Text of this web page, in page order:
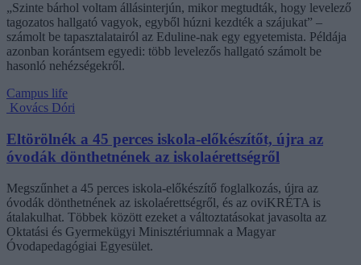
„Szinte bárhol voltam állásinterjún, mikor megtudták, hogy levelező
tagozatos hallgató vagyok, egyből húzni kezdték a szájukat” –
számolt be tapasztalatairól az Eduline-nak egy egyetemista. Példája
azonban korántsem egyedi: több levelezős hallgató számolt be
hasonló nehézségekről.
Campus life
Kovács Dóri
Eltörölnék a 45 perces iskola-előkészítőt, újra az
óvodák dönthetnének az iskolaérettségről
Megszűnhet a 45 perces iskola-előkészítő foglalkozás, újra az
óvodák dönthetnének az iskolaérettségről, és az oviKRÉTA is
átalakulhat. Többek között ezeket a változtatásokat javasolta az
Oktatási és Gyermekügyi Minisztériumnak a Magyar
Óvodapedagógiai Egyesület.